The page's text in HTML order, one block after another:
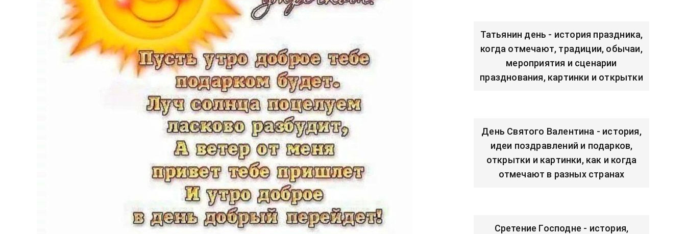
Татьянин день - история праздника,
когда отмечают, традиции, обычаи,
мероприятия и сценарии
празднования, картинки и открытки
День Святого Валентина - история,
идеи поздравлений и подарков,
открытки и картинки, как и когда
отмечают в разных странах
Сретение Господне - история,